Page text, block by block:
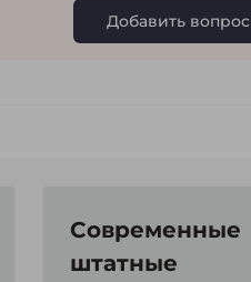
Добавить вопрос
Современные
штатные